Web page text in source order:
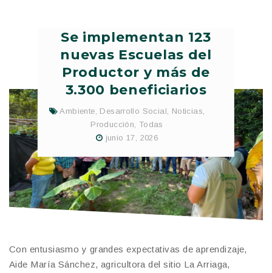
Se implementan 123
nuevas Escuelas del
Productor y más de
3.300 beneficiarios
Ambiente Desarrollo Social Noticias
Producción
Todas
junio 17, 2026
Con entusiasmo y grandes expectativas de aprendizaje,
Aide María Sánchez, agricultora del sitio La Arriaga,